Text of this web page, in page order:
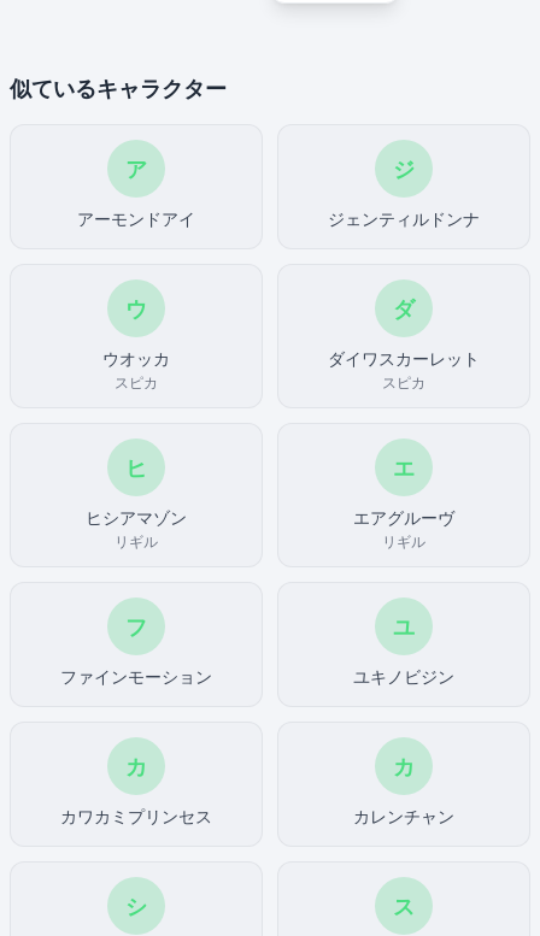
似ているキャラクター
ア
アーモンドアイ
ジ
ジェンティルドンナ
ウ
ウオッカ
スピカ
ダ
ダイワスカーレット
スピカ
ヒ
ヒシアマゾン
リギル
エ
エアグルーヴ
リギル
フ
ファインモーション
ユ
ユキノビジン
カ
カワカミプリンセス
カ
カレンチャン
シ ス